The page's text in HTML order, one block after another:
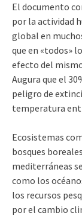
El documento
por la actividad
global en
que en «todos»
efecto del
Augura que el
peligro de
temperatura
Ecosistemas
bosques
mediterráneas
como los
los recursos
por el cambio